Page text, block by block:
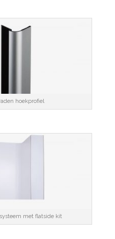
hoekprofiel
met flatside kit